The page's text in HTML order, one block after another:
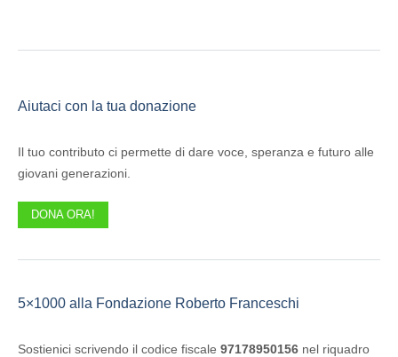
Aiutaci con la tua donazione
Il tuo contributo ci permette di dare voce, speranza e futuro alle
giovani generazioni.
DONA ORA!
5×1000 alla Fondazione Roberto Franceschi
Sostienici scrivendo il codice fiscale 97178950156 nel riquadro